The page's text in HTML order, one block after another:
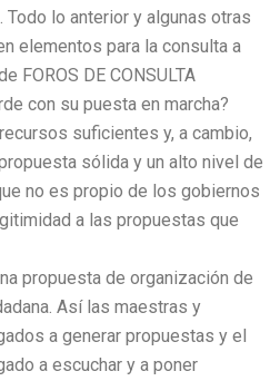
lo anterior y algunas otras
elementos para la consulta a
FOROS DE CONSULTA
con su puesta en marcha?
suficientes y, a cambio,
sólida y un alto nivel de
no es propio de los gobiernos
a las propuestas que
propuesta de organización de
Así las maestras y
a generar propuestas y el
a escuchar y a poner